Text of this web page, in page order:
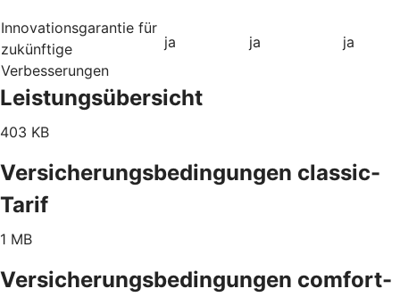
Innovationsgarantie für
zukünftige
Verbesserungen
ja ja ja
Leistungsübersicht
403 KB
Versicherungsbedingungen classic-
Tarif
1 MB
Versicherungsbedingungen comfort-